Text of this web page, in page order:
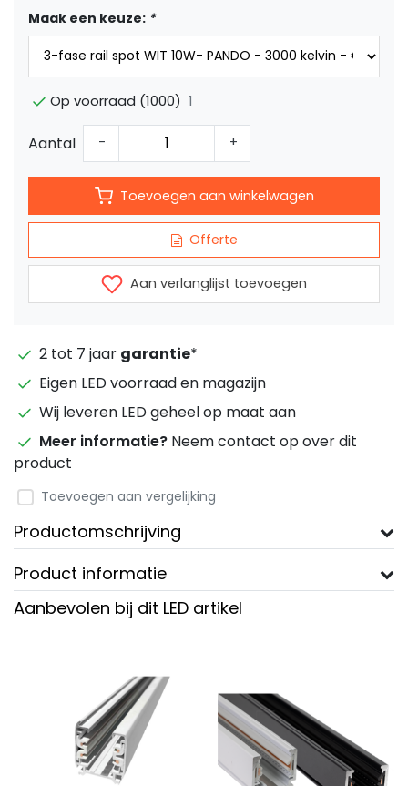
Maak een keuze: *
Op voorraad (1000) 1
Aantal - +
Toevoegen aan winkelwagen
Offerte
Aan verlanglijst toevoegen
2 tot 7 jaar garantie*
Eigen LED voorraad en magazijn
Wij leveren LED geheel op maat aan
Meer informatie? Neem contact op over dit
product
Toevoegen aan vergelijking
Productomschrijving
Product informatie
Aanbevolen bij dit LED artikel